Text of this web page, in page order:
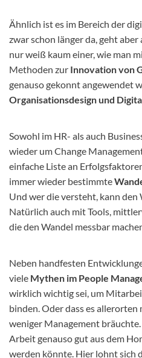
Ähnlich ist es im Bereich der
zwar schon länger da, geht
nur weiß kaum einer, wie man
Methoden zur Innovation von
genauso gekonnt angewendet
Organisationsdesign und
Sowohl im HR- als auch
wieder um Change
einfache Liste an
immer wieder bestimmte
Und wer die versteht, kann den
Natürlich auch mit Tools,
die den Wandel messbar
Neben handfesten
viele Mythen im People
wirklich wichtig sei, um
binden. Oder dass es allerorten
weniger Management
Arbeit genauso gut aus dem
werden könnte. Hier lohnt sich